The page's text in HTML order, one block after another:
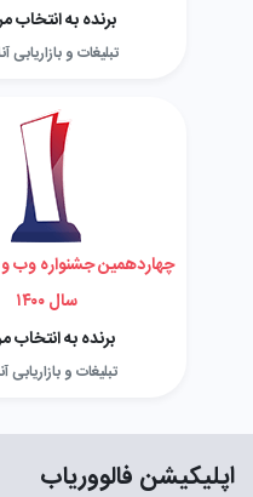
برنده به انتخاب
تبلیغات و بازاریابی
چهاردهمین جشنواره وب و
سال ۱۴۰۰
برنده به انتخاب
تبلیغات و بازاریابی
اپلیکیشن فالووریاب